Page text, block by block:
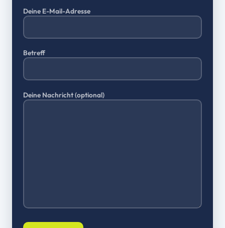
Deine E-Mail-Adresse
Betreff
Deine Nachricht (optional)